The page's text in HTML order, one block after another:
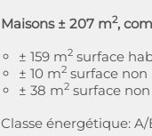
Maisons ± 207 m2,
± 159 m2 surface
± 10 m2 surface non
± 38 m2 surface
Classe énergétique: A/